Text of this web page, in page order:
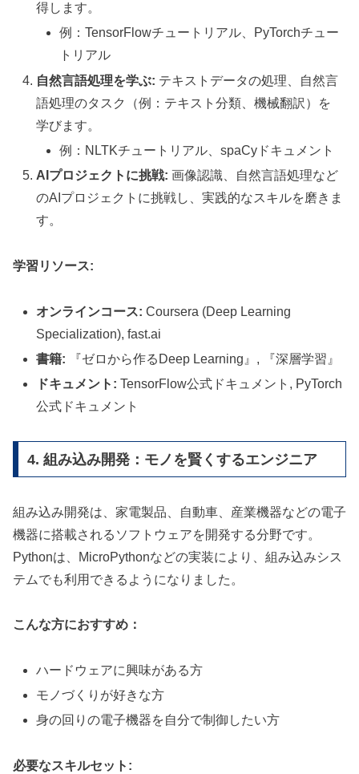
得します。
例：TensorFlowチュートリアル、PyTorchチュー
トリアル
自然言語処理を学ぶ: テキストデータの処理、自然言
語処理のタスク（例：テキスト分類、機械翻訳）を
学びます。
例：NLTKチュートリアル、spaCyドキュメント
AIプロジェクトに挑戦: 画像認識、自然言語処理など
のAIプロジェクトに挑戦し、実践的なスキルを磨きま
す。
学習リソース:
オンラインコース: Coursera (Deep Learning
Specialization), fast.ai
書籍: 『ゼロから作るDeep Learning』, 『深層学習』
ドキュメント: TensorFlow公式ドキュメント, PyTorch
公式ドキュメント
4. 組み込み開発：モノを賢くするエンジニア
組み込み開発は、家電製品、自動車、産業機器などの電子
機器に搭載されるソフトウェアを開発する分野です。
Pythonは、MicroPythonなどの実装により、組み込みシス
テムでも利用できるようになりました。
こんな方におすすめ：
ハードウェアに興味がある方
モノづくりが好きな方
身の回りの電子機器を自分で制御したい方
必要なスキルセット: